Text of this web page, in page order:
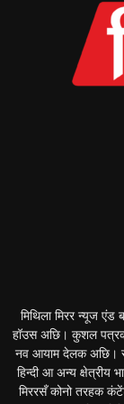
मिथिला मिरर न्यूज एंड
हॉउस अछि। कुशल
नव आयाम देलक अछि।
हिन्दी आ अन्य क्षेत्रीय
मिररसँ कोनो तरहक